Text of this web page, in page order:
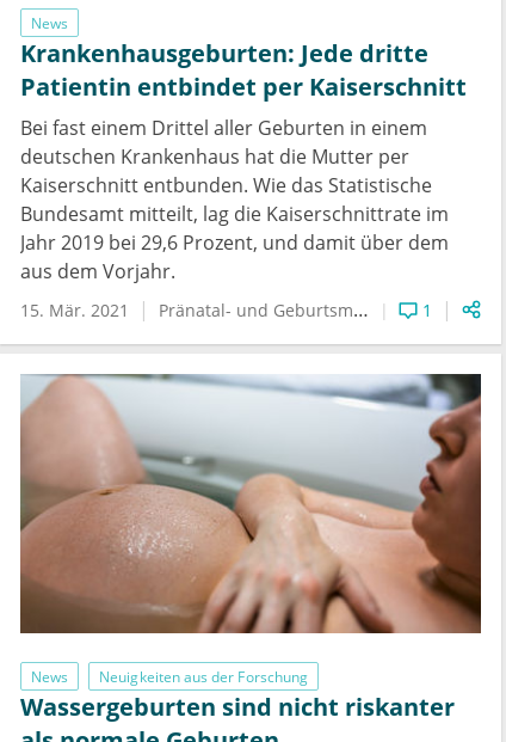
News
Krankenhausgeburten: Jede dritte
Patientin entbindet per Kaiserschnitt
Bei fast einem Drittel aller Geburten in einem
deutschen Krankenhaus hat die Mutter per
Kaiserschnitt entbunden. Wie das Statistische
Bundesamt mitteilt, lag die Kaiserschnittrate im
Jahr 2019 bei 29,6 Prozent, und damit über dem
aus dem Vorjahr.
15. Mär. 2021 Pränatal- und Geburtsmedizin 1
News Neuigkeiten aus der Forschung
Wassergeburten sind nicht riskanter